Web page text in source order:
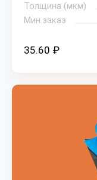
Толщина (мкм)
Мин.заказ
35.60 ₽